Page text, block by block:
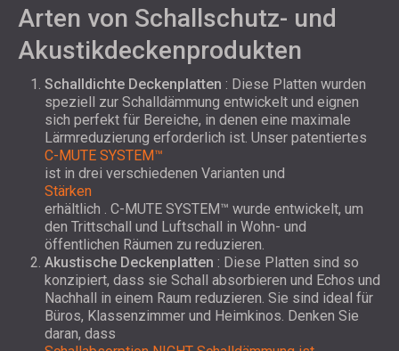
Arten von Schallschutz- und
Akustikdeckenprodukten
Schalldichte Deckenplatten : Diese Platten wurden
speziell zur Schalldämmung entwickelt und eignen
sich perfekt für Bereiche, in denen eine maximale
Lärmreduzierung erforderlich ist. Unser patentiertes
C-MUTE SYSTEM™
ist in drei verschiedenen Varianten und
Stärken
erhältlich . C-MUTE SYSTEM™ wurde entwickelt, um
den Trittschall und Luftschall in Wohn- und
öffentlichen Räumen zu reduzieren.
Akustische Deckenplatten : Diese Platten sind so
konzipiert, dass sie Schall absorbieren und Echos und
Nachhall in einem Raum reduzieren. Sie sind ideal für
Büros, Klassenzimmer und Heimkinos. Denken Sie
daran, dass